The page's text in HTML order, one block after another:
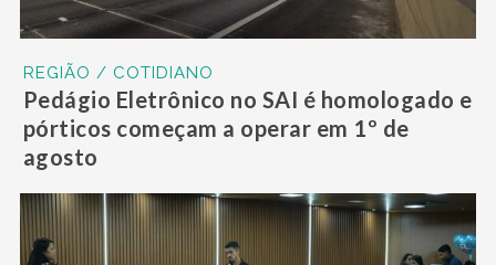
REGIÃO / COTIDIANO
Pedágio Eletrônico no SAI é homologado e
pórticos começam a operar em 1º de
agosto